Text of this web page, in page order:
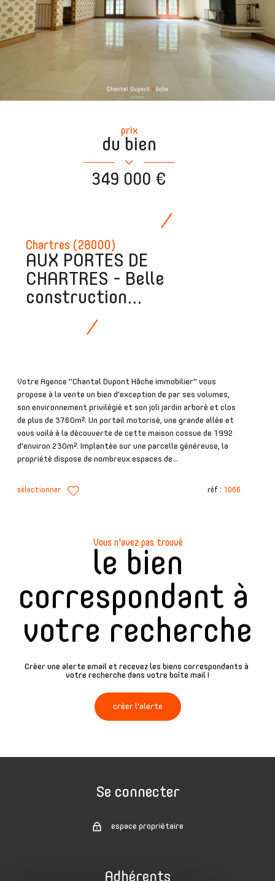
Chartres (28000)
AUX PORTES DE
CHARTRES - Belle
construction...
Votre Agence "Chantal Dupont Hâche immobilier" vous
propose à la vente un bien d'exception de par ses volumes,
son environnement privilégié et son joli jardin arboré et clos
de plus de 3760m². Un portail motorisé, une grande allée et
vous voilà à la découverte de cette maison cossue de 1992
d'environ 230m². Implantée sur une parcelle généreuse, la
propriété dispose de nombreux espaces de...
prix
du bien
349 000 €
sélectionner réf : 1066
Vous n'avez pas trouvé
le bien
correspondant à
votre recherche
Créer une alerte email et recevez les biens correspondants à
votre recherche dans votre boîte mail !
créer l'alerte
Se connecter
espace propriétaire
Adhérents